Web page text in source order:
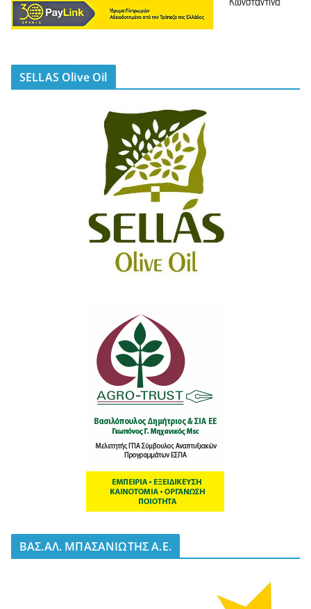
SELLAS Olive Oil
BΑΣ.ΑΛ. ΜΠΑΣΑΝΙΩΤΗΣ Α.Ε.